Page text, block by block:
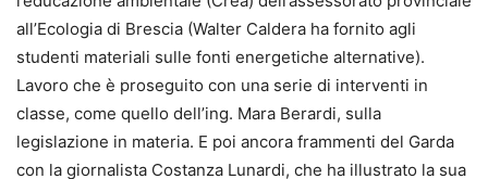
all’Ecologia di Brescia (Walter Caldera ha fornito agli
studenti materiali sulle fonti energetiche alternative).
Lavoro che è proseguito con una serie di interventi in
classe, come quello dell’ing. Mara Berardi, sulla
legislazione in materia. E poi ancora frammenti del Garda
con la giornalista Costanza Lunardi, che ha illustrato la sua